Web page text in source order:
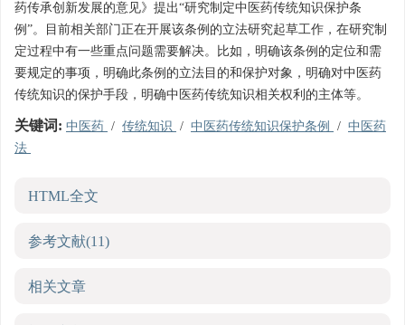
药传承创新发展的意见》提出“研究制定中医药传统知识保护条
例”。目前相关部门正在开展该条例的立法研究起草工作，在研究制
定过程中有一些重点问题需要解决。比如，明确该条例的定位和需
要规定的事项，明确此条例的立法目的和保护对象，明确对中医药
传统知识的保护手段，明确中医药传统知识相关权利的主体等。
关键词: 中医药 / 传统知识 / 中医药传统知识保护条例 / 中医药
法
HTML全文
参考文献(11)
相关文章